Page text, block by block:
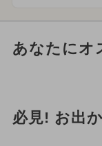
あなたにオ
必見! お出